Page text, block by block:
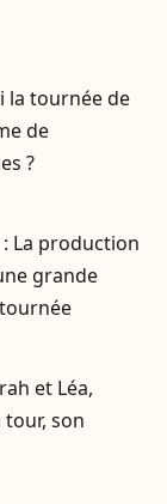
la tournée de
de
?
La production
grande
et Léa,
tour, son